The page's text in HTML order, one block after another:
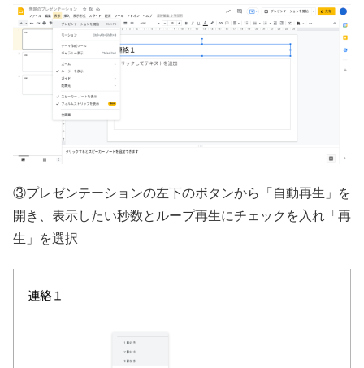
③プレゼンテーションの左下のボタンから「自動再生」を
開き、表示したい秒数とループ再生にチェックを入れ「再
生」を選択